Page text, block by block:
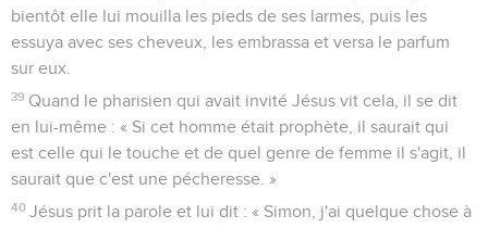
bientôt elle lui mouilla les pieds de ses larmes, puis les
essuya avec ses cheveux, les embrassa et versa le parfum
sur eux.
39 Quand le pharisien qui avait invité Jésus vit cela, il se dit
en lui-même : « Si cet homme était prophète, il saurait qui
est celle qui le touche et de quel genre de femme il s'agit, il
saurait que c'est une pécheresse. »
40 Jésus prit la parole et lui dit : « Simon, j'ai quelque chose à